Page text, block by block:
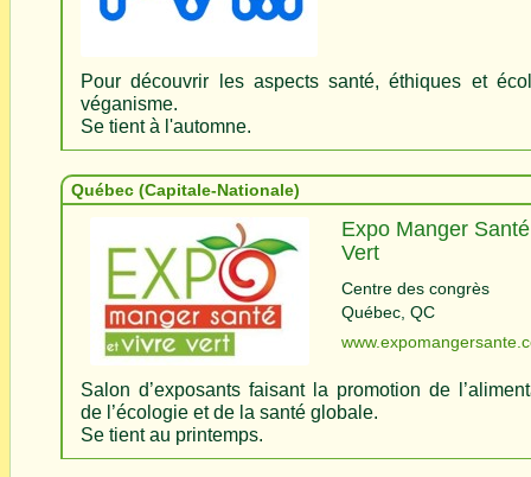
Pour découvrir les aspects santé, éthiques et
véganisme.
Se tient à l'automne.
Québec (Capitale-Nationale)
Expo Manger
Vert
Centre des congrès
Québec, QC
Salon d’exposants faisant la promotion de
de l’écologie et de la santé globale.
Se tient au printemps.